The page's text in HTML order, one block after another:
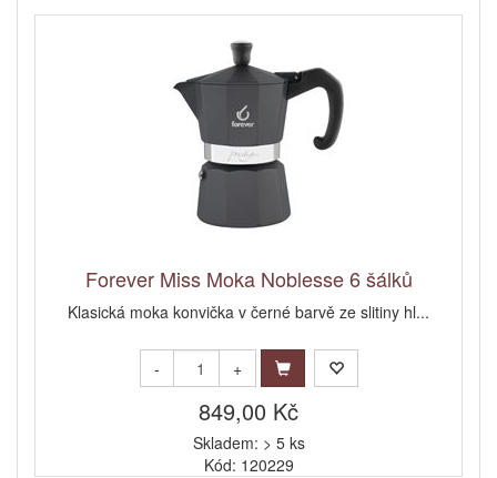
Forever Miss Moka Noblesse 6 šálků
Klasická moka konvička v černé barvě ze slitiny hl...
- +
849,00 Kč
Skladem: > 5 ks
Kód: 120229